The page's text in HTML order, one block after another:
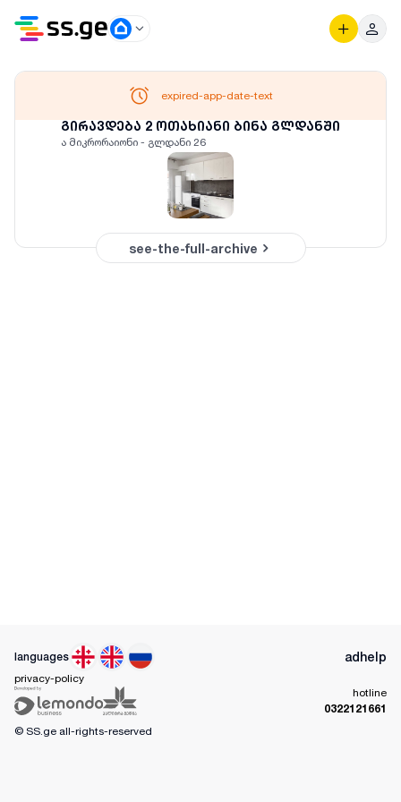
გირავდება 2 ოთახიანი ბინა გლდანში
ა მიკრორაიონი - გლდანი 26
expired-app-date-text
see-the-full-archive
languages adhelp
privacy-policy
hotline
0322121661
© SS.ge all-rights-reserved